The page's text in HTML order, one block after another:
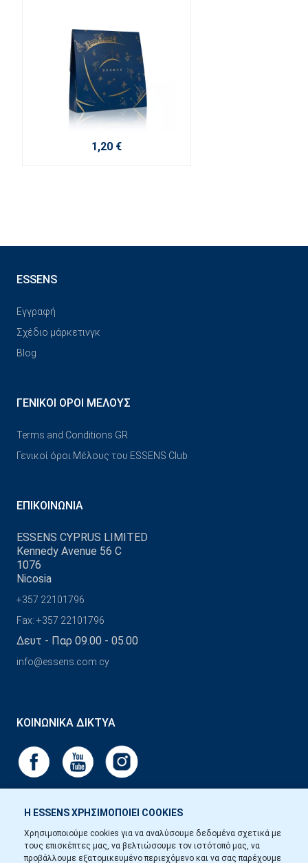
1,20 €
Η ESSENS ΧΡΗΣΙΜΟΠΟΙΕΙ COOKIES
Χρησιμοποιούμε cookies για να αναλύσουμε δεδομένα σχετικά με
τους επισκέπτες μας, να βελτιώσουμε τον ιστότοπό μας, να
προβάλλουμε εξατομικευμένο περιεχόμενο και να σας παρέχουμε
ESSENS
Εγγραφή
Σχέδιο μάρκετινγκ
Blog
ΓΕΝΙΚΟΊ ΌΡΟΙ ΜΈΛΟΥΣ
Terms and Conditions GR
Γενικοί όροι Μέλους του ESSENS Club
ΕΠΙΚΟΙΝΩΝΊΑ
ESSENS CYPRUS LIMITED
Kennedy Avenue 56 C
1076
Nicosia
+357 22101796
Fax: +357 22101796
Δευτ - Παρ 09.00 - 05.00
info@essens.com.cy
ΚΟΙΝΩΝΙΚΆ ΔΊΚΤΥΑ